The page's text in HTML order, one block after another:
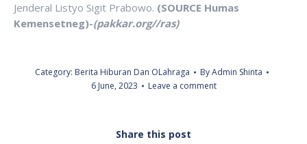
Jenderal Listyo Sigit Prabowo. (SOURCE Humas
Kemensetneg)-(pakkar.org//ras)
Category: Berita Hiburan Dan OLahraga ByAdmin Shinta
6 June, 2023
Leave a comment
Share this post